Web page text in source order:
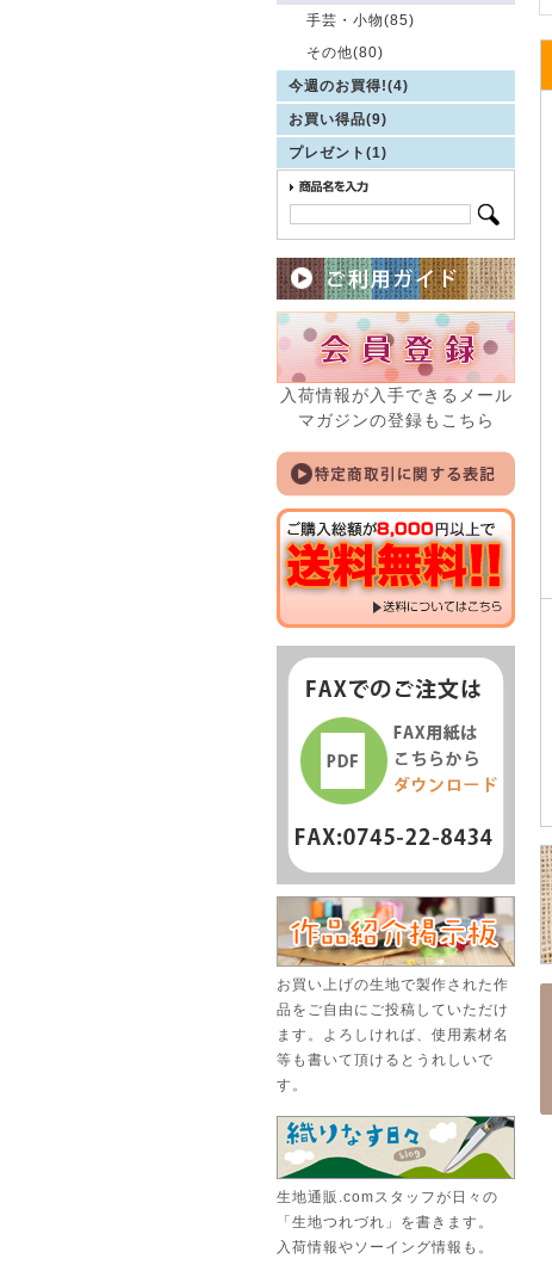
手芸・小物(85)
その他(80)
今週のお買得!(4)
お買い得品(9)
プレゼント(1)
入荷情報が入手できるメール
マガジンの登録もこちら
お買い上げの生地で製作された作
品をご自由にご投稿していただけ
ます。よろしければ、使用素材名
等も書いて頂けるとうれしいで
す。
生地通販.comスタッフが日々の
「生地つれづれ」を書きます。
入荷情報やソーイング情報も。